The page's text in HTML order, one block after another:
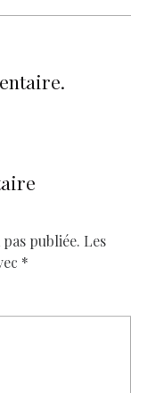
publiée. Les
*